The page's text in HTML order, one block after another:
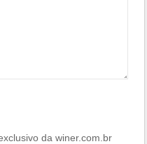
da winer.com.br